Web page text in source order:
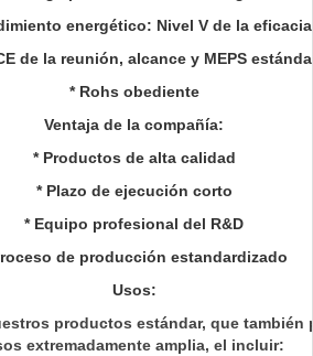
energético: Nivel V de la eficacia
de la reunión, alcance y MEPS
* Rohs obediente
Ventaja de la compañía:
* Productos de alta calidad
* Plazo de ejecución corto
* Equipo profesional del R&D
de producción estandardizado
Usos:
productos estándar, que también
extremadamente amplia, el incluir: